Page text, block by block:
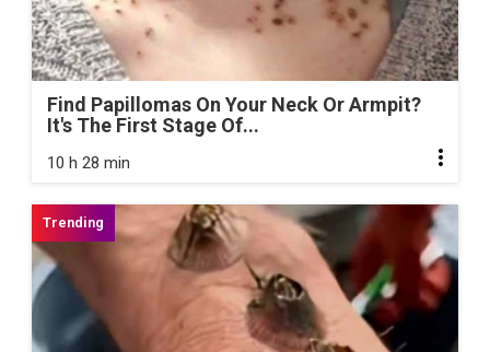
Find Papillomas On Your Neck Or Armpit?
It's The First Stage Of...
10 h 28 min